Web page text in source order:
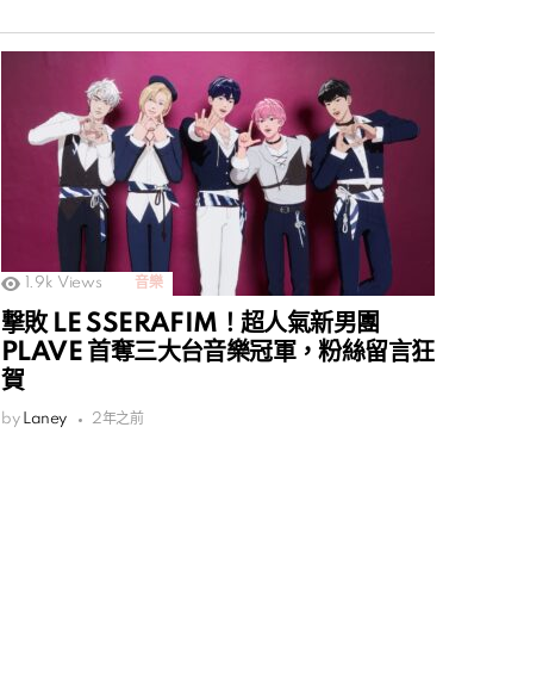
1.9k Views 音樂
撃敗 LE SSERAFIM！超人氣新男團
PLAVE 首奪三大台音樂冠軍，粉絲留言狂
賀
by Laney 2年之前